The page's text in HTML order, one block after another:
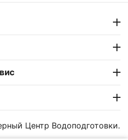
Центр Водоподготовки.